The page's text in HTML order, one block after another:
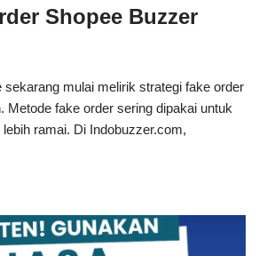
Shopee Buzzer
sekarang mulai melirik strategi fake order
Metode fake order sering dipakai untuk
ramai. Di Indobuzzer.com,